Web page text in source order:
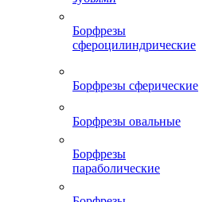
Борфрезы
сфероцилиндрические
Борфрезы сферические
Борфрезы овальные
Борфрезы
параболические